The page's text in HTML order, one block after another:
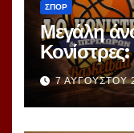
ΣΠΟΡ
Μεγάλη
νέα σεζόν
ομάδες!
7 ΑΥΓΟΎΣΤΟΥ